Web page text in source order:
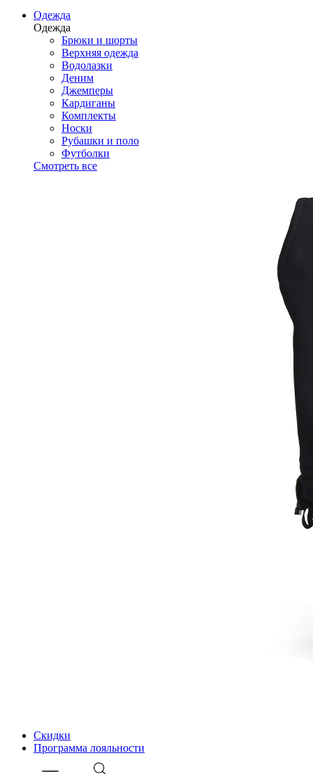
Одежда
Одежда
Брюки и шорты
Верхняя одежда
Водолазки
Деним
Джемперы
Кардиганы
Комплекты
Носки
Рубашки и поло
Футболки
Смотреть все
Скидки
Программа лояльности